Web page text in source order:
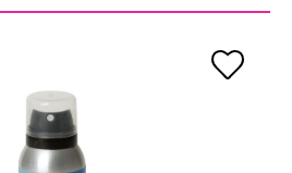
CB 2.0 para la